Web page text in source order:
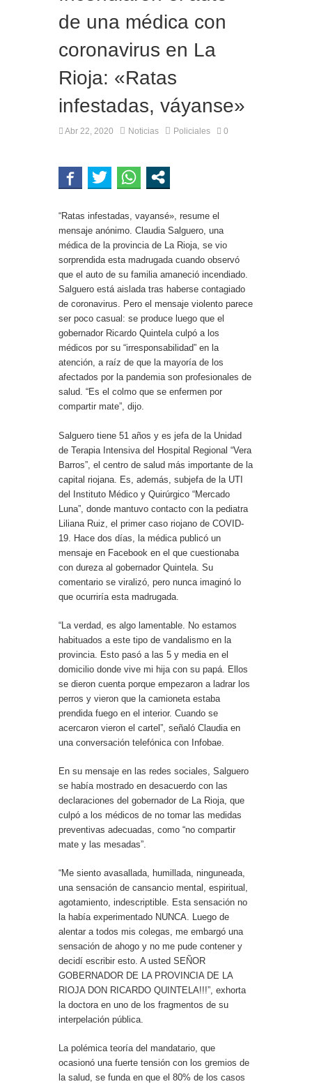
de una médica con
coronavirus en La
Rioja: «Ratas
infestadas, váyanse»
Abr 22, 2020 Noticias Policiales 0
“Ratas infestadas, vayansé», resume el
mensaje anónimo. Claudia Salguero, una
médica de la provincia de La Rioja, se vio
sorprendida esta madrugada cuando observó
que el auto de su familia amaneció incendiado.
Salguero está aislada tras haberse contagiado
de coronavirus. Pero el mensaje violento parece
ser poco casual: se produce luego que el
gobernador Ricardo Quintela culpó a los
médicos por su “irresponsabilidad” en la
atención, a raíz de que la mayoría de los
afectados por la pandemia son profesionales de
salud. “Es el colmo que se enfermen por
compartir mate”, dijo.
Salguero tiene 51 años y es jefa de la Unidad
de Terapia Intensiva del Hospital Regional “Vera
Barros”, el centro de salud más importante de la
capital riojana. Es, además, subjefa de la UTI
del Instituto Médico y Quirúrgico “Mercado
Luna”, donde mantuvo contacto con la pediatra
Liliana Ruiz, el primer caso riojano de COVID-
19. Hace dos días, la médica publicó un
mensaje en Facebook en el que cuestionaba
con dureza al gobernador Quintela. Su
comentario se viralizó, pero nunca imaginó lo
que ocurriría esta madrugada.
“La verdad, es algo lamentable. No estamos
habituados a este tipo de vandalismo en la
provincia. Esto pasó a las 5 y media en el
domicilio donde vive mi hija con su papá. Ellos
se dieron cuenta porque empezaron a ladrar los
perros y vieron que la camioneta estaba
prendida fuego en el interior. Cuando se
acercaron vieron el cartel”, señaló Claudia en
una conversación telefónica con Infobae.
En su mensaje en las redes sociales, Salguero
se había mostrado en desacuerdo con las
declaraciones del gobernador de La Rioja, que
culpó a los médicos de no tomar las medidas
preventivas adecuadas, como “no compartir
mate y las mesadas”.
“Me siento avasallada, humillada, ninguneada,
una sensación de cansancio mental, espiritual,
agotamiento, indescriptible. Esta sensación no
la había experimentado NUNCA. Luego de
alentar a todos mis colegas, me embargó una
sensación de ahogo y no me pude contener y
decidí escribir esto. A usted SEÑOR
GOBERNADOR DE LA PROVINCIA DE LA
RIOJA DON RICARDO QUINTELA!!!”, exhorta
la doctora en uno de los fragmentos de su
interpelación pública.
La polémica teoría del mandatario, que
ocasionó una fuerte tensión con los gremios de
la salud, se funda en que el 80% de los casos